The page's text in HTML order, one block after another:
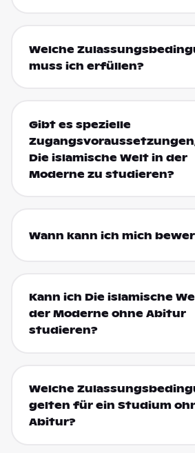
Welche
muss ich erfüllen?
Gibt es spezielle
Die islamische Welt in der
Moderne zu studieren?
Wann kann ich mich
Kann ich Die islamische
der Moderne ohne Abitur
studieren?
Welche
gelten für ein Studium
Abitur?